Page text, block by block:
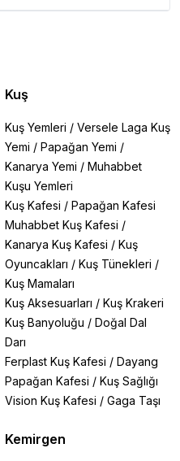
Kuş
Kuş Yemleri / Versele Laga Kuş
Yemi / Papağan Yemi /
Kanarya Yemi / Muhabbet
Kuşu Yemleri
Kuş Kafesi / Papağan Kafesi
Muhabbet Kuş Kafesi /
Kanarya Kuş Kafesi / Kuş
Oyuncakları / Kuş Tünekleri /
Kuş Mamaları
Kuş Aksesuarları / Kuş Krakeri
Kuş Banyoluğu / Doğal Dal
Darı
Ferplast Kuş Kafesi / Dayang
Papağan Kafesi / Kuş Sağlığı
Vision Kuş Kafesi / Gaga Taşı
Kemirgen